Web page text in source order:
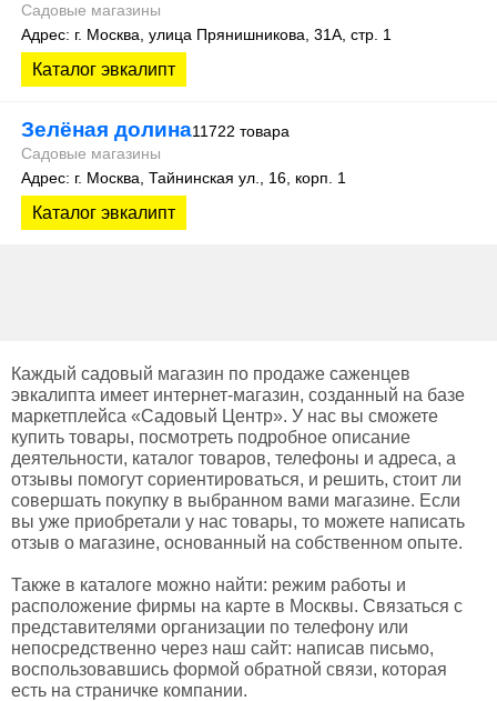
Садовые магазины
Адрес: г. Москва, улица Прянишникова, 31А, стр. 1
Каталог эвкалипт
Зелёная долина11722 товара
Садовые магазины
Адрес: г. Москва, Тайнинская ул., 16, корп. 1
Каталог эвкалипт
Каждый садовый магазин по продаже саженцев
эвкалипта имеет интернет-магазин, созданный на базе
маркетплейса «Садовый Центр». У нас вы сможете
купить товары, посмотреть подробное описание
деятельности, каталог товаров, телефоны и адреса, а
отзывы помогут сориентироваться, и решить, стоит ли
совершать покупку в выбранном вами магазине. Если
вы уже приобретали у нас товары, то можете написать
отзыв о магазине, основанный на собственном опыте.
Также в каталоге можно найти: режим работы и
расположение фирмы на карте в Москвы. Связаться с
представителями организации по телефону или
непосредственно через наш сайт: написав письмо,
воспользовавшись формой обратной связи, которая
есть на страничке компании.